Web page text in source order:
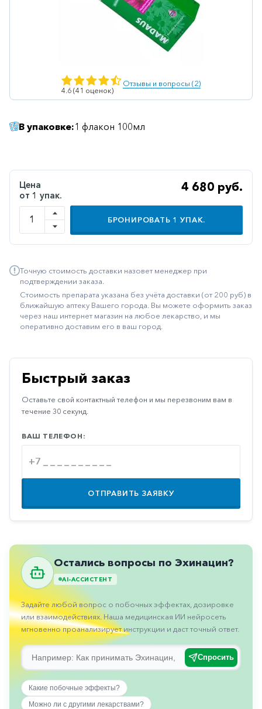
Гепатопротекторы
Дерматологические
Диабетические
Желудочно-
кишечные
Иммуностимуляторы
Климактерические
Метаболизм
Наружные
средства
Неврологические
Офтальмология
Паркинсон
Противоаллергические
Противовирусные
Противоопухолевые
Противоподагрические
Противорвотные
Противоэпилептические
Прочее
Пульмонология
Сердечные
4.6 (41 оценок)
Отзывы и вопросы (2)
В упаковке:1 флакон 100мл
Цена
от 1 упак.
4 680 руб.
БРОНИРОВАТЬ 1 УПАК.
Точную стоимость доставки назовет менеджер при
подтверждении заказа.
Стоимость препарата указана без учёта доставки (от 200 руб) в
ближайшую аптеку Вашего города. Вы можете оформить заказ
через наш интернет магазин на любое лекарство, и мы
оперативно доставим его в ваш город.
Быстрый заказ
Оставьте свой контактный телефон и мы перезвоним вам в
течение 30 секунд.
ВАШ ТЕЛЕФОН:
ОТПРАВИТЬ ЗАЯВКУ
Остались вопросы по Эхинацин?
AI-АССИСТЕНТ
Задайте любой вопрос о побочных эффектах, дозировке
или взаимодействиях. Наша медицинская ИИ нейросеть
мгновенно проанализирует инструкции и даст точный ответ.
Спросить
Какие побочные эффекты?
Можно ли с другими лекарствами?